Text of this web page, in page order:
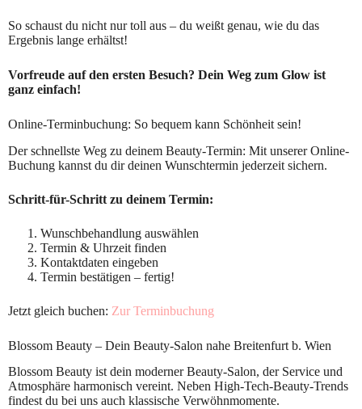
So schaust du nicht nur toll aus – du weißt genau, wie du das
Ergebnis lange erhältst!
Vorfreude auf den ersten Besuch? Dein Weg zum Glow ist
ganz einfach!
Online-Terminbuchung: So bequem kann Schönheit sein!
Der schnellste Weg zu deinem Beauty-Termin: Mit unserer Online-
Buchung kannst du dir deinen Wunschtermin jederzeit sichern.
Schritt-für-Schritt zu deinem Termin:
Wunschbehandlung auswählen
Termin & Uhrzeit finden
Kontaktdaten eingeben
Termin bestätigen – fertig!
Jetzt gleich buchen: Zur Terminbuchung
Blossom Beauty – Dein Beauty-Salon nahe Breitenfurt b. Wien
Blossom Beauty ist dein moderner Beauty-Salon, der Service und
Atmosphäre harmonisch vereint. Neben High-Tech-Beauty-Trends
findest du bei uns auch klassische Verwöhnmomente.